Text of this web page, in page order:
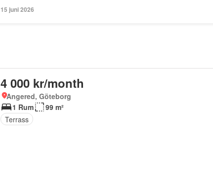
15 juni 2026
4 000 kr/month
Angered, Göteborg
1 Rum
99 m²
Terrass